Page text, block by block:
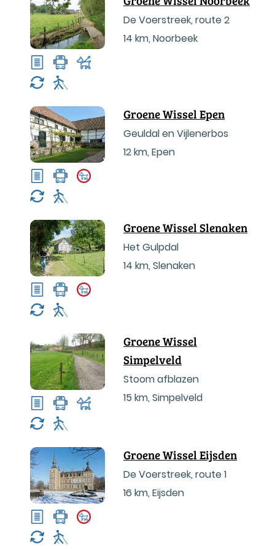
De Voerstreek, route 2
14 km, Noorbeek
Groene Wissel Epen
Geuldal en Vijlenerbos
12 km, Epen
Groene Wissel Slenaken
Het Gulpdal
14 km, Slenaken
Groene Wissel
Simpelveld
Stoom afblazen
15 km, Simpelveld
Groene Wissel Eijsden
De Voerstreek, route 1
16 km, Eijsden